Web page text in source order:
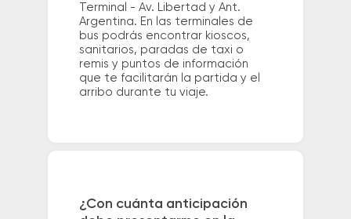
Terminal - Av. Libertad y Ant.
Argentina. En las terminales de
bus podrás encontrar kioscos,
sanitarios, paradas de taxi o
remis y puntos de información
que te facilitarán la partida y el
arribo durante tu viaje.
¿Con cuánta anticipación